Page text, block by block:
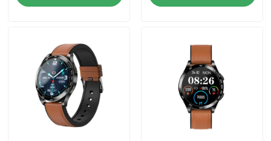
Smartwatchを呼んでいるBT
TFT LCDのスマートな腕時計